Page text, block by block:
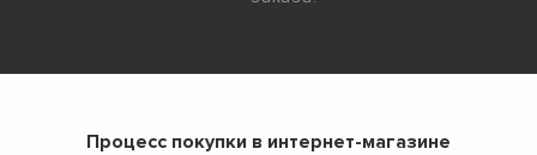
Процесс покупки в интернет-магазине